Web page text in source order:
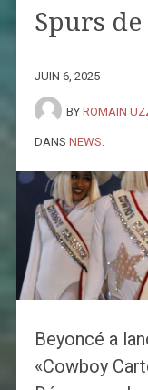
Spurs
JUIN 6, 2025
BY ROMAIN
DANS NEWS
Beyoncé a
«Cowboy